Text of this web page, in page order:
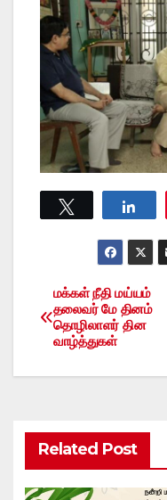
Post
navigation
மக்கள் நீதி மய்யம்
தலைவர் மே தினம்
தொழிலாளர் தின
வாழ்த்துகள்
Related Post